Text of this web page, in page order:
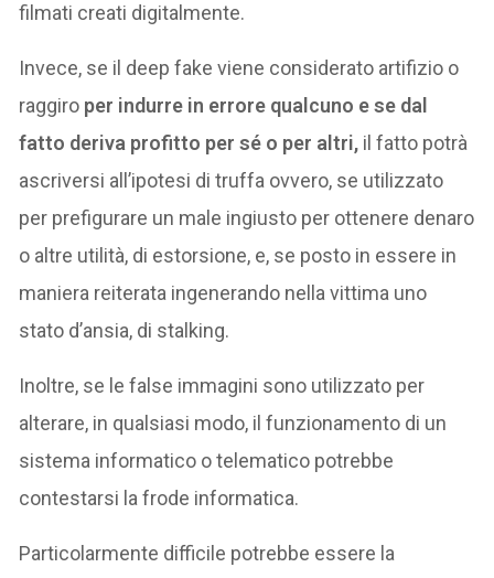
filmati creati digitalmente.
Invece, se il deep fake viene considerato artifizio o
raggiro per indurre in errore qualcuno e se dal
fatto deriva profitto per sé o per altri, il fatto potrà
ascriversi all’ipotesi di truffa ovvero, se utilizzato
per prefigurare un male ingiusto per ottenere denaro
o altre utilità, di estorsione, e, se posto in essere in
maniera reiterata ingenerando nella vittima uno
stato d’ansia, di stalking.
Inoltre, se le false immagini sono utilizzato per
alterare, in qualsiasi modo, il funzionamento di un
sistema informatico o telematico potrebbe
contestarsi la frode informatica.
Particolarmente difficile potrebbe essere la